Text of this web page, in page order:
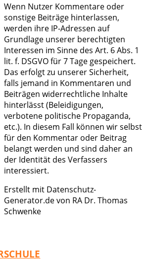
Wenn Nutzer Kommentare oder
sonstige Beiträge hinterlassen,
werden ihre IP-Adressen auf
Grundlage unserer berechtigten
Interessen im Sinne des Art. 6 Abs. 1
lit. f. DSGVO für 7 Tage gespeichert.
Das erfolgt zu unserer Sicherheit,
falls jemand in Kommentaren und
Beiträgen widerrechtliche Inhalte
hinterlässt (Beleidigungen,
verbotene politische Propaganda,
etc.). In diesem Fall können wir selbst
für den Kommentar oder Beitrag
belangt werden und sind daher an
der Identität des Verfassers
interessiert.
Erstellt mit Datenschutz-
Generator.de von RA Dr. Thomas
Schwenke